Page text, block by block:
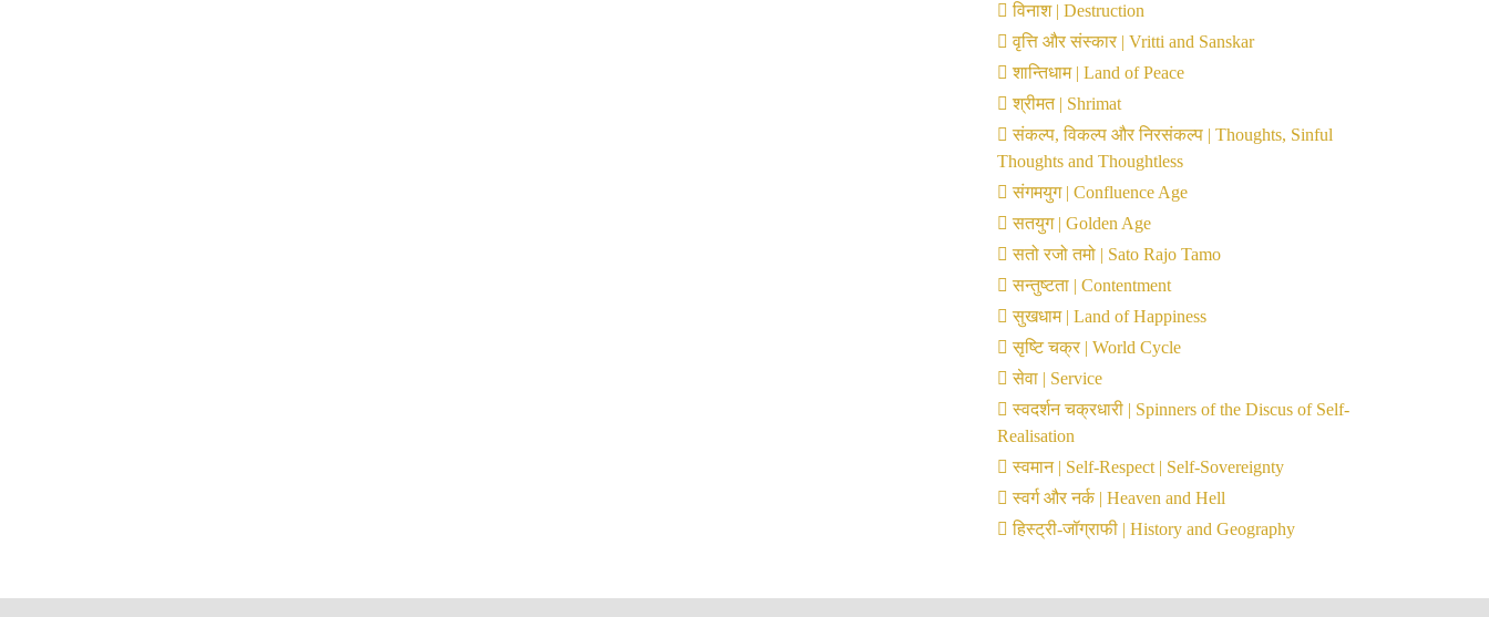
विनाश | Destruction
वृत्ति और संस्कार | Vritti and Sanskar
शान्तिधाम | Land of Peace
श्रीमत | Shrimat
संकल्प, विकल्प और निरसंकल्प | Thoughts, Sinful
Thoughts and Thoughtless
संगमयुग | Confluence Age
सतयुग | Golden Age
सतो रजो तमो | Sato Rajo Tamo
सन्तुष्टता | Contentment
सुखधाम | Land of Happiness
सृष्टि चक्र | World Cycle
सेवा | Service
स्वदर्शन चक्रधारी | Spinners of the Discus of Self-
Realisation
स्वमान | Self-Respect | Self-Sovereignty
स्वर्ग और नर्क | Heaven and Hell
हिस्ट्री-जॉग्राफी | History and Geography